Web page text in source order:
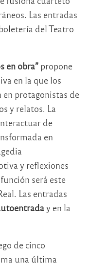
Las entradas
del Teatro
en obra” propone
en la que los
protagonistas de
y relatos. La
de
en
y reflexiones
será este
Las entradas
y en la
de cinco
una última